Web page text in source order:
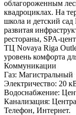
облагороженным
квадроциклах. На
школа и детский
развитая
рестораны, SPA-
ТЦ Novaya Riga
уровень комфорта
Коммуникации
Газ: Магистральный
Электричество: 20
Водоснабжение:
Канализация:
Телефон, Интернет.